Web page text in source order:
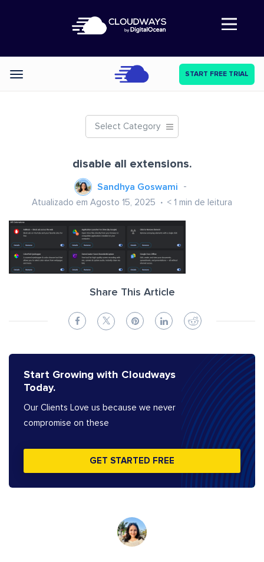
Abre a navegação
Categories START FREE TRIAL
Select Category
disable all extensions.
Sandhya Goswami
Atualizado em Agosto 15, 2025 < 1 min de leitura
Share This Article
Start Growing with Cloudways
Today.
Our Clients Love us because we never
compromise on these
GET STARTED FREE